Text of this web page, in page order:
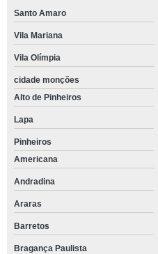
Santo Amaro
Vila Mariana
Vila Olímpia
cidade monções
Alto de Pinheiros
Lapa
Pinheiros
Americana
Andradina
Araras
Barretos
Bragança Paulista